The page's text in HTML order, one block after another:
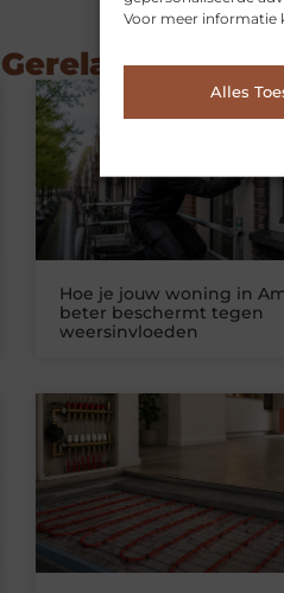
Voor meer informatie
Alles
Gerelateerde
Hoe je jouw woning in
beter beschermt tegen
weersinvloeden